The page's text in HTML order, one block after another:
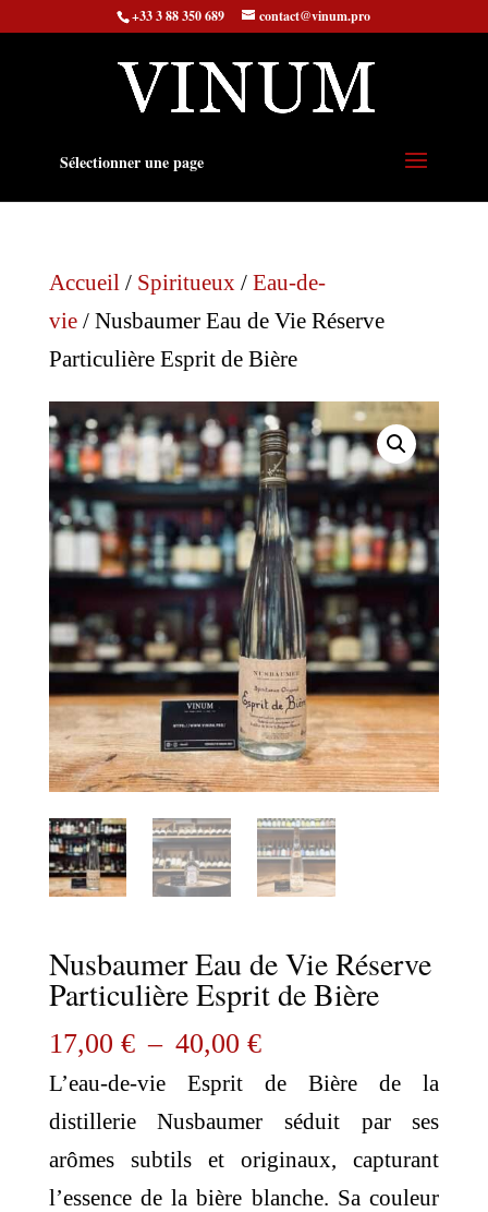
+33 3 88 350 689 contact@vinum.pro
Sélectionner une page
Accueil/ Spiritueux/ Eau-de-
vie/ Nusbaumer Eau de Vie Réserve
Particulière Esprit de Bière
Nusbaumer Eau de Vie Réserve
Particulière Esprit de Bière
17,00 € – 40,00 €Plage
de
prix :
17,00 €
à
L’eau-de-vie Esprit de Bière de la
distillerie Nusbaumer séduit par ses
arômes subtils et originaux, capturant
l’essence de la bière blanche. Sa couleur